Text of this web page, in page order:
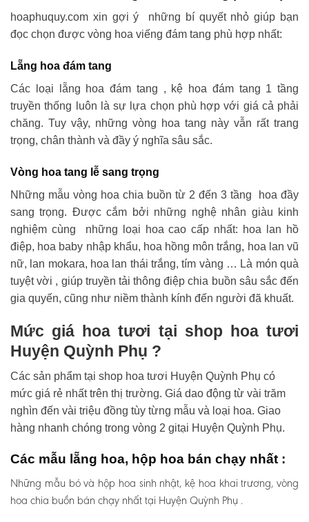
hoaphuquy.com xin gợi ý những bí quyết nhỏ giúp bạn
đọc chọn được vòng hoa viếng đám tang phù hợp nhất:
Lẵng hoa đám tang
Các loại lẵng hoa đám tang , kệ hoa đám tang 1 tầng
truyền thống luôn là sự lựa chọn phù hợp với giá cả phải
chăng. Tuy vậy, những vòng hoa tang này vẫn rất trang
trọng, chân thành và đầy ý nghĩa sâu sắc.
Vòng hoa tang lễ sang trọng
Những mẫu vòng hoa chia buồn từ 2 đến 3 tầng hoa đầy
sang trọng. Được cắm bởi những nghệ nhân giàu kinh
nghiệm cùng những loại hoa cao cấp nhất: hoa lan hồ
điệp, hoa baby nhập khẩu, hoa hồng môn trắng, hoa lan vũ
nữ, lan mokara, hoa lan thái trắng, tím vàng … Là món quà
tuyệt vời , giúp truyền tải thông điệp chia buồn sâu sắc đến
gia quyến, cũng như niềm thành kính đến người đã khuất.
Mức giá hoa tươi tại shop hoa tươi
Huyện Quỳnh Phụ ?
Các sản phẩm tại shop hoa tươi Huyện Quỳnh Phụ có
mức giá rẻ nhất trên thị trường. Giá dao động từ vài trăm
nghìn đến vài triệu đồng tùy từng mẫu và loại hoa. Giao
hàng nhanh chóng trong vòng 2 gitại Huyện Quỳnh Phụ.
Các mẫu lẵng hoa, hộp hoa bán chạy nhất :
Những mẫu bó và hộp hoa sinh nhật, kệ hoa khai trương, vòng
hoa chia buồn bán chạy nhất tại Huyện Quỳnh Phụ .